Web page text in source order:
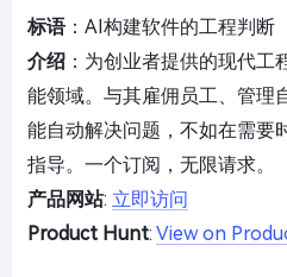
标语：AI构建软件的工程判断
介绍 ：为创业者提供的现代
能领域。与其雇佣员工、管理
能自动解决问题，不如在需要
指导。一个订阅，无限请求。
产品网站: 立即访问
Product Hunt: View on